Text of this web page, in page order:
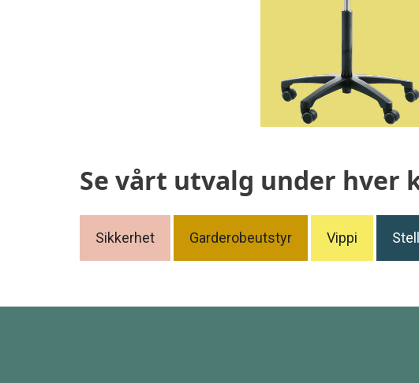
Se vårt utvalg under hver
Sikkerhet Garderobeutstyr Vippi